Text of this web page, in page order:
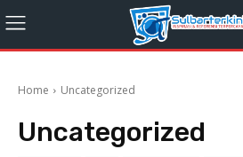
Home Uncategorized
Uncategorized